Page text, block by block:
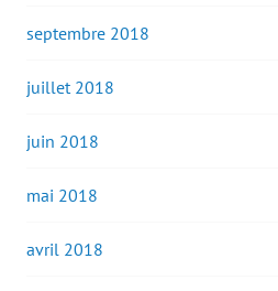
septembre 2018
juillet 2018
juin 2018
mai 2018
avril 2018